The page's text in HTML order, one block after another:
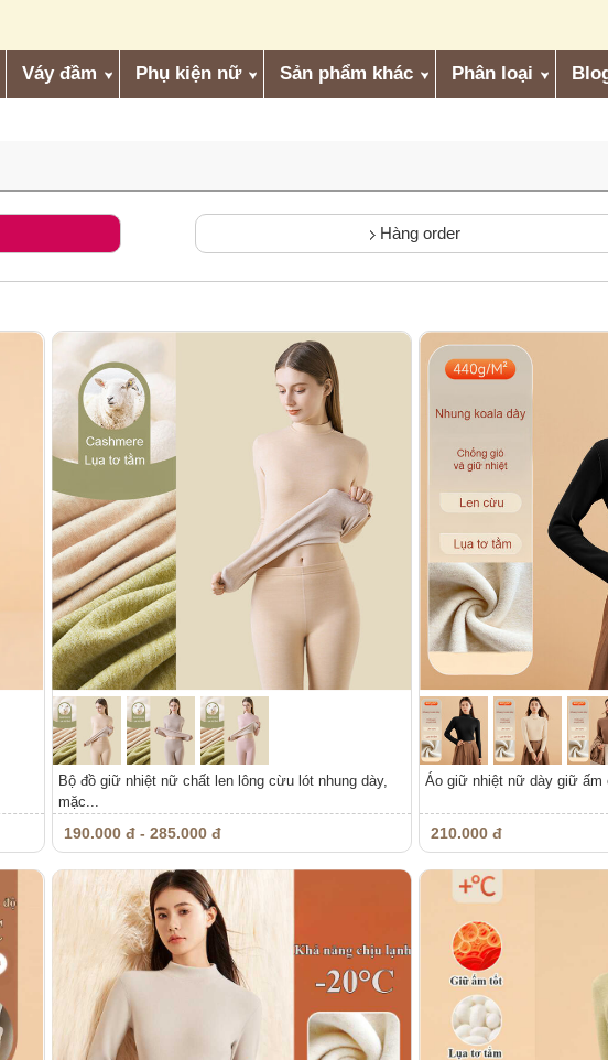
Váy đầm Phụ kiện nữ Sản phẩm khác Phân loại
Hàng order
Bộ đồ giữ nhiệt nữ chất len lông cừu lót nhung dày,
mặc...
190.000 đ - 285.000 đ
Áo giữ nhiệt nữ dày giữ ấm
210.000 đ